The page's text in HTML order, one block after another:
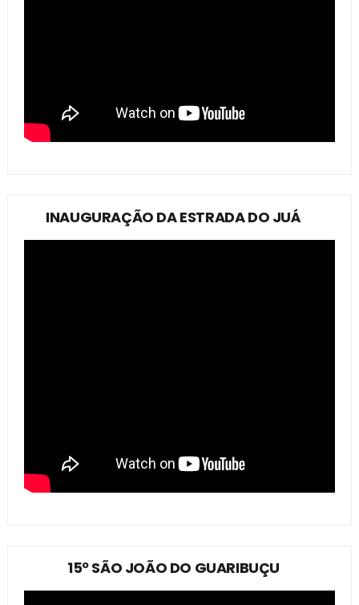
INAUGURAÇÃO DA ESTRADA DO JUÁ
15º SÃO JOÃO DO GUARIBUÇU